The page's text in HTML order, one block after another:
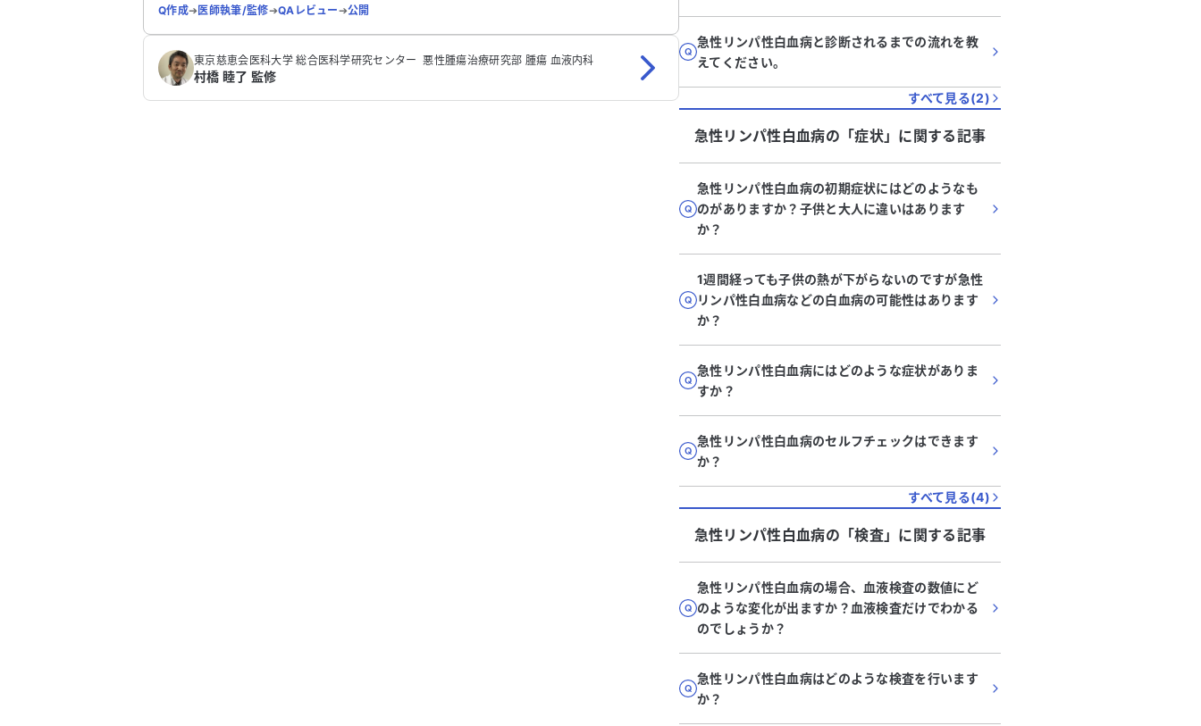
Q作成➔医師執筆/監修➔QAレビュー➔公開
‪東京慈恵会医科大学 総合医科学研究センター ‬ 悪性腫瘍治療研究部‬ 腫瘍 血液内科
村橋 睦了 監修
急性リンパ性白血病と診断されるまでの流れを教
えてください。
すべて見る(2)
急性リンパ性白血病の「症状」に関する記事
急性リンパ性白血病の初期症状にはどのようなも
のがありますか？子供と大人に違いはあります
か？
1週間経っても子供の熱が下がらないのですが急性
リンパ性白血病などの白血病の可能性はあります
か？
急性リンパ性白血病にはどのような症状がありま
すか？
急性リンパ性白血病のセルフチェックはできます
か？
すべて見る(4)
急性リンパ性白血病の「検査」に関する記事
急性リンパ性白血病の場合、血液検査の数値にど
のような変化が出ますか？血液検査だけでわかる
のでしょうか？
急性リンパ性白血病はどのような検査を行います
か？